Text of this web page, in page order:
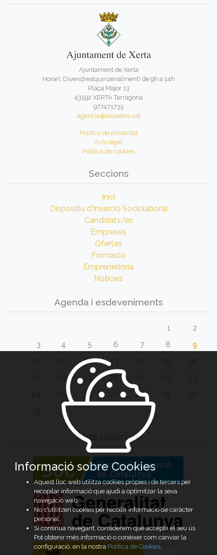
Ajuntament de Xerta
Horari: Divendres(quinzenalment) de 9h a 14h
Plaça Major 13
43592 XERTA Tarragona
977471735
agencia@baixebre.cat
Política de privacitat
Avís legal
Política de cookies
Seccions
Inici
Dispositiu d'Inserció Sociolaboral
Candidats/es
Empreses
Ofertes
Formació
Emprenedoria
Notícies
Agenda i esdeveniments
1
2
3
4 5 6 7 8
9
12 13
20
26 28
Amb suport de
Informació sobre Cookies
Aquest lloc web utilitza cookies pròpies i de tercers per
recopilar informació que ajudi a optimitzar la seva
navegació web.
No s'utilitzen cookies per recollir informació de caràcter
personal.
Si continua navegant, considerem que accepta el seu ús.
Pot obtenir més informació o conèixer com canviar la
configuració, en la nostra Política de Cookies.